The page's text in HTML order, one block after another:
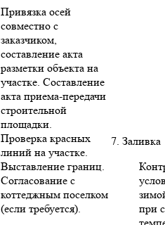
Привязка осей
совместно с
заказчиком,
составление акта
разметки объекта на
участке. Составление
акта приема-передачи
строительной
площадки.
Проверка красных
линий на участке.
Выставление границ.
Согласование с
коттеджным поселком
(если требуется).
7. Заливка
при